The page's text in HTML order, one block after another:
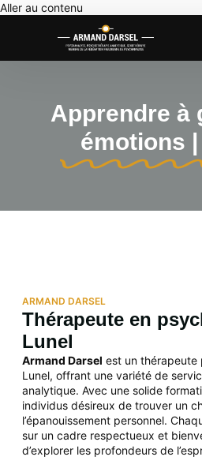
Aller au contenu
Apprendre à
émotions
ARMAND DARSEL
Thérapeute en
Lunel
Armand Darsel est un thérapeute
Lunel, offrant une variété de
analytique. Avec une solide
individus désireux de trouver un
l’épanouissement personnel.
sur un cadre respectueux et
d’explorer les profondeurs de